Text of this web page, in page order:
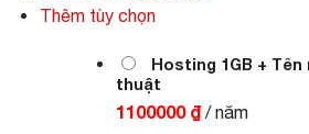
gốc
là:
700.000 ₫.
Thêm tùy chọn
Hosting 1GB +
thuật
1100000 ₫ / năm